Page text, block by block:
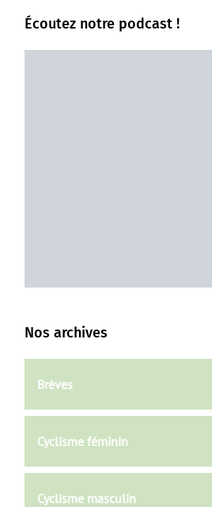
Écoutez notre podcast !
Nos archives
Brèves
Cyclisme féminin
Cyclisme masculin